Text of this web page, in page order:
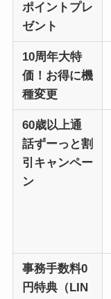
ポイントプレ
ゼント
10周年大特
価！お得に機
種変更
60歳以上通
話ずーっと割
引キャンペー
ン
事務手数料0
円特典（LIN